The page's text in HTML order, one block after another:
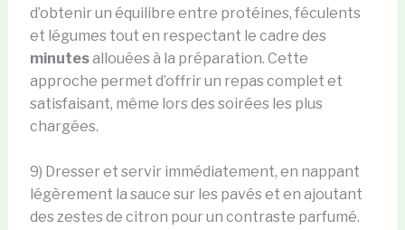
d’obtenir un équilibre entre protéines, féculents
et légumes tout en respectant le cadre des
minutesallouées à la préparation. Cette
approche permet d’offrir un repas complet et
satisfaisant, même lors des soirées les plus
chargées.
9) Dresser et servir immédiatement, en nappant
légèrement la sauce sur les pavés et en ajoutant
des zestes de citron pour un contraste parfumé.